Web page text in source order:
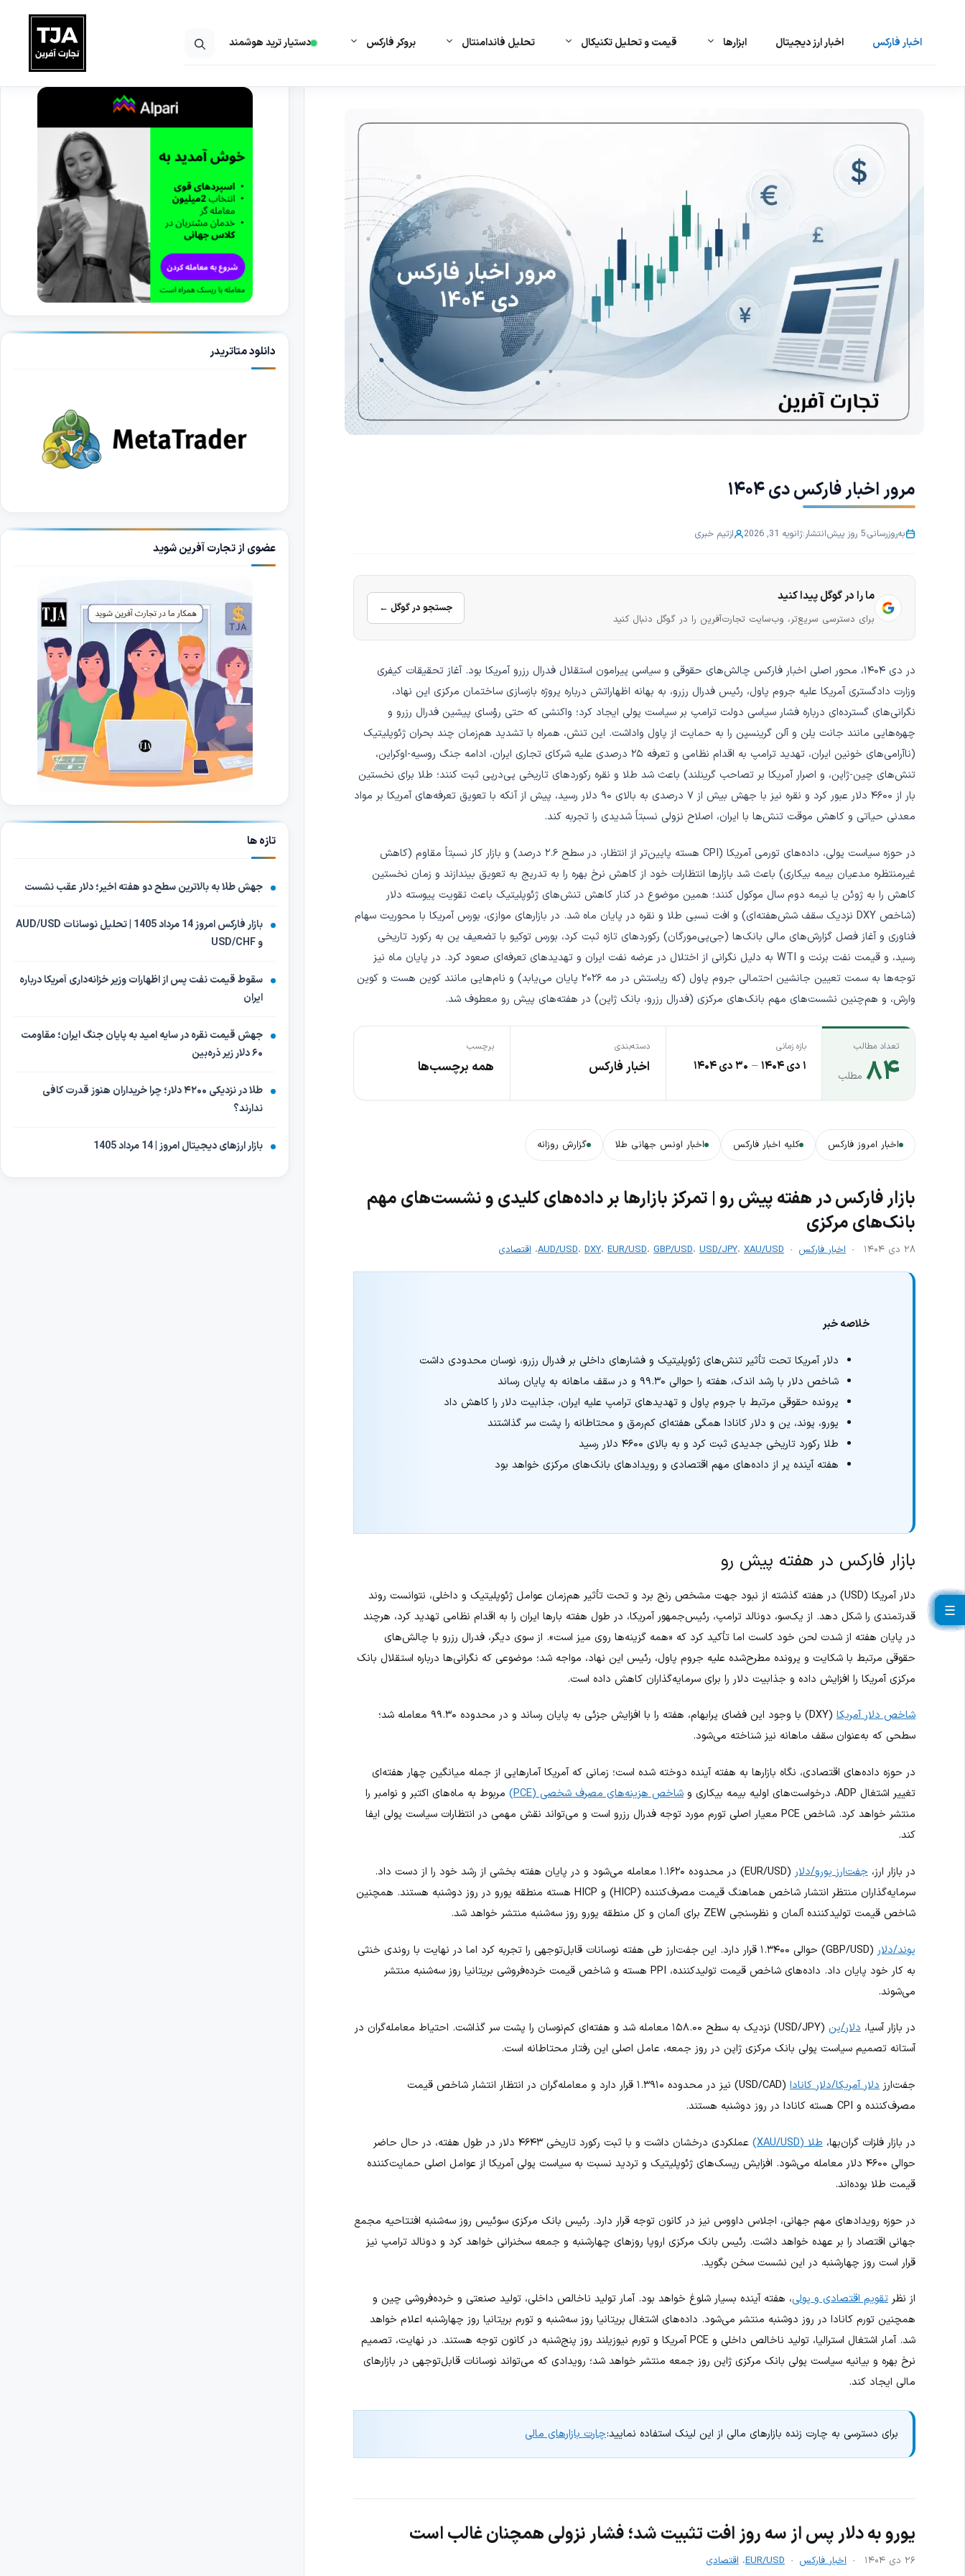
اخبار فارکس اخبار ارز دیجیتال ابزارها قیمت و تحلیل تکنیکال تحلیل فاندامنتال بروکر فارکس دستیار ترید هوشمند
مرور اخبار فارکس دی ۱۴۰۴
به‌روزرسانی:5 روز پیش انتشار:ژانویه 31, 2026 ازتیم خبری
ما را در گوگل پیدا کنید
برای دسترسی سریع‌تر، وب‌سایت تجارت‌آفرین را در گوگل دنبال کنید
جستجو در گوگل ←
در دی ۱۴۰۴، محور اصلی اخبار فارکس چالش‌های حقوقی و سیاسی پیرامون استقلال فدرال رزرو آمریکا بود. آغاز تحقیقات کیفری
وزارت دادگستری آمریکا علیه جروم پاول، رئیس فدرال رزرو، به بهانه اظهاراتش درباره پروژه بازسازی ساختمان مرکزی این نهاد،
نگرانی‌های گسترده‌ای درباره فشار سیاسی دولت ترامپ بر سیاست پولی ایجاد کرد؛ واکنشی که حتی رؤسای پیشین فدرال رزرو و
چهره‌هایی مانند جانت یلن و آلن گرینسپن را به حمایت از پاول واداشت. این تنش، همراه با تشدید هم‌زمان چند بحران ژئوپلیتیک
(ناآرامی‌های خونین ایران، تهدید ترامپ به اقدام نظامی و تعرفه ۲۵ درصدی علیه شرکای تجاری ایران، ادامه جنگ روسیه-اوکراین،
تنش‌های چین-ژاپن، و اصرار آمریکا بر تصاحب گرینلند) باعث شد طلا و نقره رکوردهای تاریخی پی‌درپی ثبت کنند؛ طلا برای نخستین
بار از ۴۶۰۰ دلار عبور کرد و نقره نیز با جهش بیش از ۷ درصدی به بالای ۹۰ دلار رسید، پیش از آنکه با تعویق تعرفه‌های آمریکا بر مواد
معدنی حیاتی و کاهش موقت تنش‌ها با ایران، اصلاح نزولی نسبتاً شدیدی را تجربه کند.
در حوزه سیاست پولی، داده‌های تورمی آمریکا (CPI هسته پایین‌تر از انتظار، در سطح ۲.۶ درصد) و بازار کار نسبتاً مقاوم (کاهش
غیرمنتظره مدعیان بیمه بیکاری) باعث شد بازارها انتظارات خود از کاهش نرخ بهره را به تدریج به تعویق بیندازند و زمان نخستین
کاهش را به ژوئن یا نیمه دوم سال موکول کنند؛ همین موضوع در کنار کاهش تنش‌های ژئوپلیتیک باعث تقویت پیوسته دلار
(شاخص DXY نزدیک سقف شش‌هفته‌ای) و افت نسبی طلا و نقره در پایان ماه شد. در بازارهای موازی، بورس آمریکا با محوریت سهام
فناوری و آغاز فصل گزارش‌های مالی بانک‌ها (جی‌پی‌مورگان) رکوردهای تازه ثبت کرد، بورس توکیو با تضعیف ین به رکورد تاریخی
رسید، و قیمت نفت برنت و WTI به دلیل نگرانی از اختلال در عرضه نفت ایران و تهدیدهای تعرفه‌ای صعود کرد. در پایان ماه نیز
توجه‌ها به سمت تعیین جانشین احتمالی جروم پاول (که ریاستش در مه ۲۰۲۶ پایان می‌یابد) و نام‌هایی مانند کوین هست و کوین
وارش، و هم‌چنین نشست‌های مهم بانک‌های مرکزی (فدرال رزرو، بانک ژاپن) در هفته‌های پیش رو معطوف شد.
تعداد مطالب
۸۴ مطلب
بازه زمانی
۱ دی ۱۴۰۴ – ۳۰ دی ۱۴۰۴
دسته‌بندی
اخبار فارکس
برچسب
همه برچسب‌ها
اخبار امروز فارکس کلیه اخبار فارکس اخبار اونس جهانی طلا گزارش روزانه
بازار فارکس در هفته پیش رو | تمرکز بازارها بر داده‌های کلیدی و نشست‌های مهم
بانک‌های مرکزی
۲۸ دی ۱۴۰۴ اخبار فارکس AUD/USD، DXY، EUR/USD، GBP/USD، USD/JPY، XAU/USD ، اقتصادی
خلاصه خبر
دلار آمریکا تحت تأثیر تنش‌های ژئوپلیتیک و فشارهای داخلی بر فدرال رزرو، نوسان محدودی داشت
شاخص دلار با رشد اندک، هفته را حوالی ۹۹.۳۰ و در سقف ماهانه به پایان رساند
پرونده حقوقی مرتبط با جروم پاول و تهدیدهای ترامپ علیه ایران، جذابیت دلار را کاهش داد
یورو، پوند، ین و دلار کانادا همگی هفته‌ای کم‌رمق و محتاطانه را پشت سر گذاشتند
طلا رکورد تاریخی جدیدی ثبت کرد و به بالای ۴۶۰۰ دلار رسید
هفته آینده پر از داده‌های مهم اقتصادی و رویدادهای بانک‌های مرکزی خواهد بود
بازار فارکس در هفته پیش رو
دلار آمریکا (USD) در هفته گذشته از نبود جهت مشخص رنج برد و تحت تأثیر هم‌زمان عوامل ژئوپلیتیک و داخلی، نتوانست روند
قدرتمندی را شکل دهد. از یک‌سو، دونالد ترامپ، رئیس‌جمهور آمریکا، در طول هفته بارها ایران را به اقدام نظامی تهدید کرد، هرچند
در پایان هفته از شدت لحن خود کاست اما تأکید کرد که «همه گزینه‌ها روی میز است». از سوی دیگر، فدرال رزرو با چالش‌های
حقوقی مرتبط با شکایت و پرونده مطرح‌شده علیه جروم پاول، رئیس این نهاد، مواجه شد؛ موضوعی که نگرانی‌ها درباره استقلال بانک
مرکزی آمریکا را افزایش داده و جذابیت دلار را برای سرمایه‌گذاران کاهش داده است.
شاخص دلار آمریکا
(DXY) با وجود این فضای پرابهام، هفته را با افزایش جزئی به پایان رساند و در محدوده ۹۹.۳۰ معامله شد؛
سطحی که به‌عنوان سقف ماهانه نیز شناخته می‌شود.
در حوزه داده‌های اقتصادی، نگاه بازارها به هفته آینده دوخته شده است؛ زمانی که آمریکا آمارهایی از جمله میانگین چهار هفته‌ای
تغییر اشتغال ADP، درخواست‌های اولیه بیمه بیکاری و
شاخص هزینه‌های مصرف شخصی (PCE)
مربوط به ماه‌های اکتبر و نوامبر را
منتشر خواهد کرد. شاخص PCE معیار اصلی تورم مورد توجه فدرال رزرو است و می‌تواند نقش مهمی در انتظارات سیاست پولی ایفا
کند.
در بازار ارز، جفت‌ارز یورو/دلار
(EUR/USD) در محدوده ۱.۱۶۲۰ معامله می‌شود و در پایان هفته بخشی از رشد خود را از دست داد.
سرمایه‌گذاران منتظر انتشار شاخص هماهنگ قیمت مصرف‌کننده (HICP) و HICP هسته منطقه یورو در روز دوشنبه هستند. همچنین
شاخص قیمت تولیدکننده آلمان و نظرسنجی ZEW برای آلمان و کل منطقه یورو روز سه‌شنبه منتشر خواهد شد.
پوند/دلار
(GBP/USD) حوالی ۱.۳۴۰۰ قرار دارد. این جفت‌ارز طی هفته نوسانات قابل‌توجهی را تجربه کرد اما در نهایت با روندی خنثی
به کار خود پایان داد. داده‌های شاخص قیمت تولیدکننده، PPI هسته و شاخص قیمت خرده‌فروشی بریتانیا روز سه‌شنبه منتشر
می‌شوند.
در بازار آسیا، دلار/ین
(USD/JPY) نزدیک به سطح ۱۵۸.۰۰ معامله شد و هفته‌ای کم‌نوسان را پشت سر گذاشت. احتیاط معامله‌گران در
آستانه تصمیم سیاست پولی بانک مرکزی ژاپن در روز جمعه، عامل اصلی این رفتار محتاطانه است.
جفت‌ارز دلار آمریکا/دلار کانادا
(USD/CAD) نیز در محدوده ۱.۳۹۱۰ قرار دارد و معامله‌گران در انتظار انتشار شاخص قیمت
مصرف‌کننده و CPI هسته کانادا در روز دوشنبه هستند.
در بازار فلزات گران‌بها، طلا (XAU/USD)
عملکردی درخشان داشت و با ثبت رکورد تاریخی ۴۶۴۳ دلار در طول هفته، در حال حاضر
حوالی ۴۶۰۰ دلار معامله می‌شود. افزایش ریسک‌های ژئوپلیتیک و تردید نسبت به سیاست پولی آمریکا از عوامل اصلی حمایت‌کننده
قیمت طلا بوده‌اند.
در حوزه رویدادهای مهم جهانی، اجلاس داووس نیز در کانون توجه قرار دارد. رئیس بانک مرکزی سوئیس روز سه‌شنبه افتتاحیه مجمع
جهانی اقتصاد را بر عهده خواهد داشت. رئیس بانک مرکزی اروپا روزهای چهارشنبه و جمعه سخنرانی خواهد کرد و دونالد ترامپ نیز
قرار است روز چهارشنبه در این نشست سخن بگوید.
از نظر تقویم اقتصادی و پولی، هفته آینده بسیار شلوغ خواهد بود. آمار تولید ناخالص داخلی، تولید صنعتی و خرده‌فروشی چین و
همچنین تورم کانادا در روز دوشنبه منتشر می‌شود. داده‌های اشتغال بریتانیا روز سه‌شنبه و تورم بریتانیا روز چهارشنبه اعلام خواهد
شد. آمار اشتغال استرالیا، تولید ناخالص داخلی و PCE آمریکا و تورم نیوزیلند روز پنج‌شنبه در کانون توجه هستند. در نهایت، تصمیم
نرخ بهره و بیانیه سیاست پولی بانک مرکزی ژاپن روز جمعه منتشر خواهد شد؛ رویدادی که می‌تواند نوسانات قابل‌توجهی در بازارهای
مالی ایجاد کند.
برای دسترسی به چارت زنده بازارهای مالی از این لینک استفاده نمایید:چارت بازارهای مالی
☰
یورو به دلار پس از سه روز افت تثبیت شد؛ فشار نزولی همچنان غالب است
۲۶ دی ۱۴۰۴ اخبار فارکس EUR/USD، اقتصادی
☰
☰
☰
☰
☰
☰
☰
☰
☰
☰
☰
☰
☰
☰
☰
☰
☰
☰
☰
دانلود متاتریدر
عضوی از تجارت آفرین شوید
تازه ها
جهش طلا به بالاترین سطح دو هفته اخیر؛ دلار عقب نشست
بازار فارکس امروز 14 مرداد 1405 | تحلیل نوسانات AUD/USD
و USD/CHF
سقوط قیمت نفت پس از اظهارات وزیر خزانه‌داری آمریکا درباره
ایران
جهش قیمت نقره در سایه امید به پایان جنگ ایران؛ مقاومت
۶۰ دلار زیر ذره‌بین
طلا در نزدیکی ۴۲۰۰ دلار؛ چرا خریداران هنوز قدرت کافی
ندارند؟
بازار ارزهای دیجیتال امروز | 14 مرداد 1405